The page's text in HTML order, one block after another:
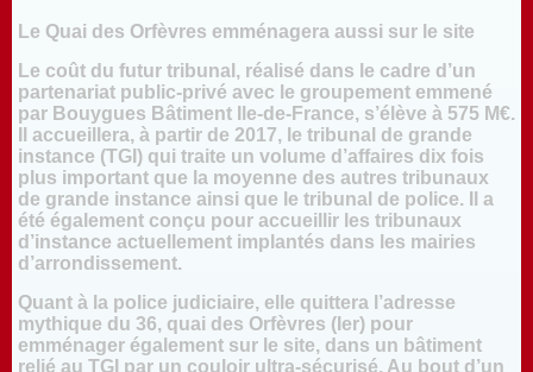
Le Quai des Orfèvres emménagera aussi sur le site
Le coût du futur tribunal, réalisé dans le cadre d’un
partenariat public-privé avec le groupement emmené
par Bouygues Bâtiment Ile-de-France, s’élève à 575 M€.
Il accueillera, à partir de 2017, le tribunal de grande
instance (TGI) qui traite un volume d’affaires dix fois
plus important que la moyenne des autres tribunaux
de grande instance ainsi que le tribunal de police. Il a
été également conçu pour accueillir les tribunaux
d’instance actuellement implantés dans les mairies
d’arrondissement.
Quant à la police judiciaire, elle quittera l’adresse
mythique du 36, quai des Orfèvres (Ier) pour
emménager également sur le site, dans un bâtiment
relié au TGI par un couloir ultra-sécurisé. Au bout d’un